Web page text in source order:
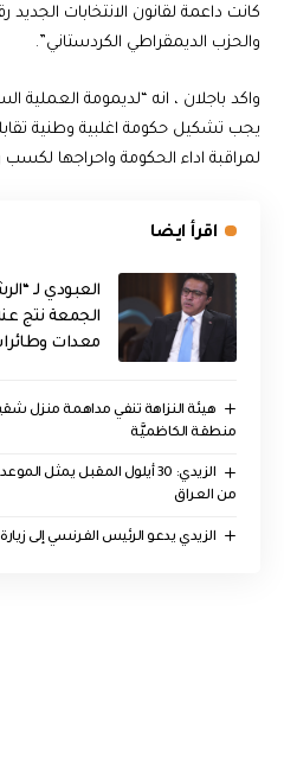
والحزب الديمقراطي الكردستاني”.
واكد باجلان ، انه “لديمومة العملية
يجب تشكيل حكومة اغلبية وطنية
لمراقبة اداء الحكومة واحراجها لكسب
اقرأ ايضا
العبودي لـ
الجمعة نتج
معدات
هيئة النزاهة تنفي مداهمة منزل
منطقة الكاظميَّة
الزيدي: 30 أيلول المقبل يمثل
من العراق
الزيدي يدعو الرئيس الفرنسي إلى